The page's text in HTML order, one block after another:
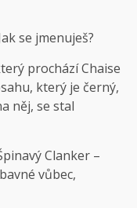
se jmenuješ?
prochází Chaise
který je černý,
něj, se stal
Clanker –
vůbec,